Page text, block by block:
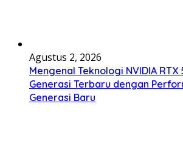
Agustus 2, 2026
Mengenal Teknologi NVIDIA
Generasi Terbaru dengan
Generasi Baru